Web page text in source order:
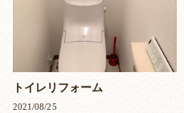
トイレリフォーム
2021/08/25